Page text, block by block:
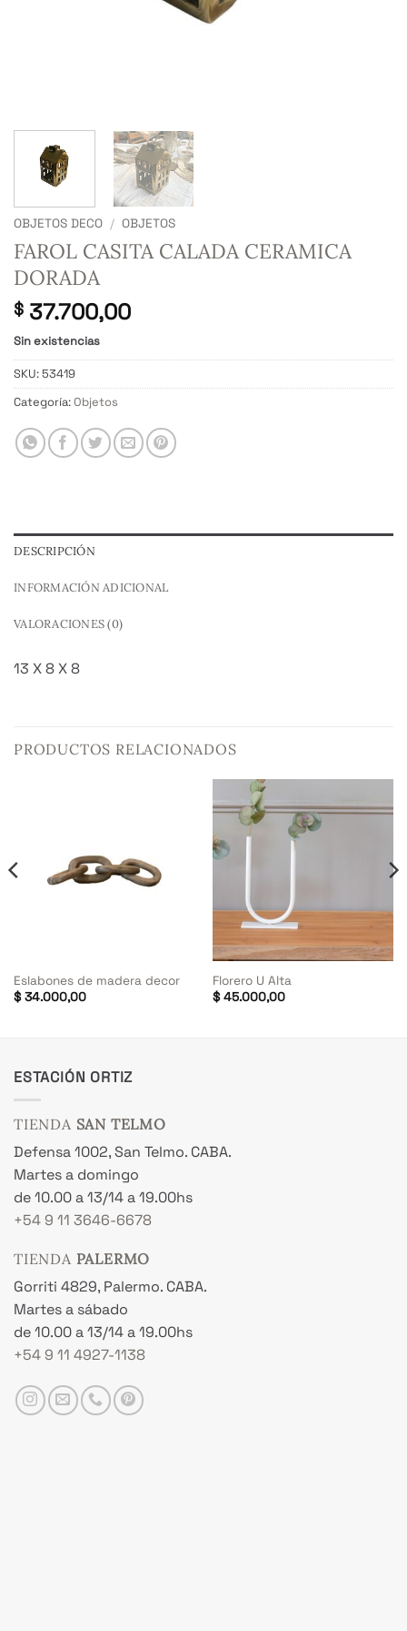
OBJETOS DECO / OBJETOS
FAROL CASITA CALADA CERAMICA
DORADA
$ 37.700,00
Sin existencias
SKU:53419
Categoría:Objetos
DESCRIPCIÓN
INFORMACIÓN ADICIONAL
VALORACIONES (0)
13 X 8 X 8
PRODUCTOS RELACIONADOS
Eslabones de madera decor
$34.000,00
Florero U Alta
$45.000,00
ESTACIÓN ORTIZ
TIENDA SAN TELMO
Defensa 1002, San Telmo. CABA.
Martes a domingo
de 10.00 a 13/14 a 19.00hs
+54 9 11 3646-6678
TIENDA PALERMO
Gorriti 4829, Palermo. CABA.
Martes a sábado
de 10.00 a 13/14 a 19.00hs
+54 9 11 4927-1138